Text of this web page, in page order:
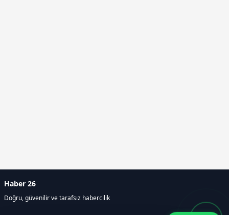
Haber 26
Doğru, güvenilir ve tarafsız habercilik